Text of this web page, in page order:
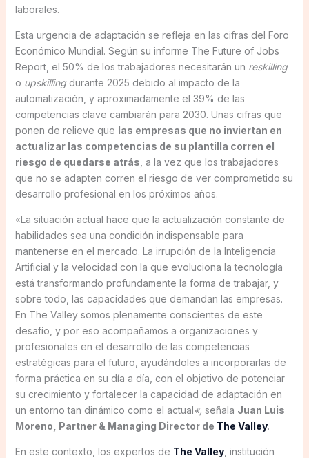
laborales.
Esta urgencia de adaptación se refleja en las cifras del Foro
Económico Mundial. Según su informe The Future of Jobs
Report, el 50% de los trabajadores necesitarán un reskilling
o upskillingdurante 2025 debido al impacto de la
automatización, y aproximadamente el 39% de las
competencias clave cambiarán para 2030. Unas cifras que
ponen de relieve que las empresas que no inviertan en
actualizar las competencias de su plantilla corren el
riesgo de quedarse atrás , a la vez que los trabajadores
que no se adapten corren el riesgo de ver comprometido su
desarrollo profesional en los próximos años.
«La situación actual hace que la actualización constante de
habilidades sea una condición indispensable para
mantenerse en el mercado. La irrupción de la Inteligencia
Artificial y la velocidad con la que evoluciona la tecnología
está transformando profundamente la forma de trabajar, y
sobre todo, las capacidades que demandan las empresas.
En The Valley somos plenamente conscientes de este
desafío, y por eso acompañamos a organizaciones y
profesionales en el desarrollo de las competencias
estratégicas para el futuro, ayudándoles a incorporarlas de
forma práctica en su día a día, con el objetivo de potenciar
su crecimiento y fortalecer la capacidad de adaptación en
un entorno tan dinámico como el actual«, señala Juan Luis
Moreno, Partner & Managing Director de The Valley.
En este contexto, los expertos de The Valley, institución